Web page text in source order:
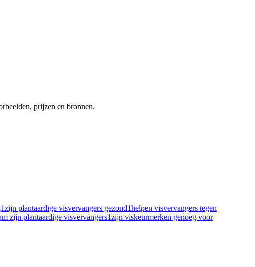
prijzen en bronnen.
1zijn plantaardige visvervangers gezond1helpen visvervangers tegen
zijn plantaardige visvervangers1zijn viskeurmerken genoeg voor